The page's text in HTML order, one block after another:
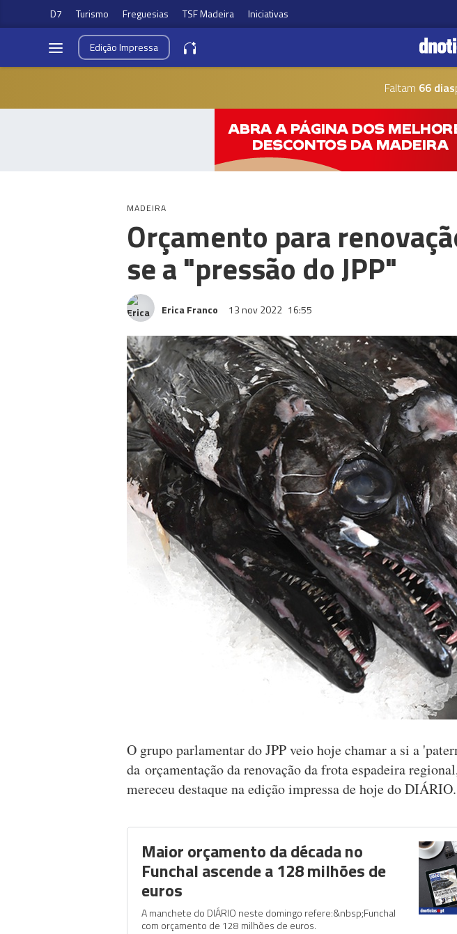
D7 Turismo Freguesias TSF Madeira Iniciativas
EdiçãoImpressa
Faltam 66 dias
MADEIRA
Orçamento para
se a "pressão do JPP"
Erica Franco 13 nov 2022 16:55
O grupo parlamentar do JPP veio hoje chamar a si a
da orçamentação da renovação da frota espadeira
mereceu destaque na edição impressa de hoje do DIÁRIO.
Maior orçamento da década no
Funchal ascende a 128 milhões de
euros
A manchete do DIÁRIO neste domingo refere:&nbsp;Funchal
com orçamento de 128 milhões de euros.